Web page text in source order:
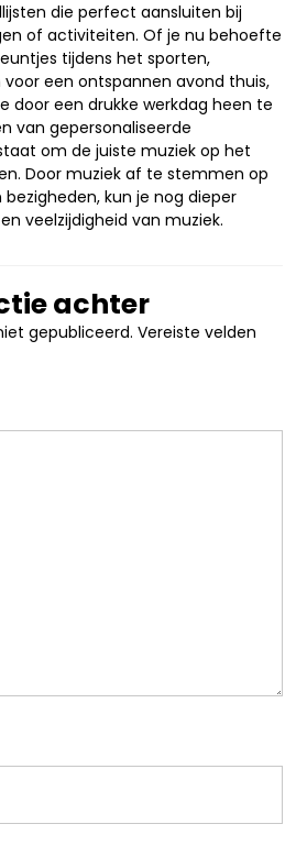
die perfect aansluiten bij
of activiteiten. Of je nu behoefte
tijdens het sporten,
een ontspannen avond thuis,
door een drukke werkdag heen te
van gepersonaliseerde
om de juiste muziek op het
Door muziek af te stemmen op
kun je nog dieper
veelzijdigheid van muziek.
achter
gepubliceerd. Vereiste velden